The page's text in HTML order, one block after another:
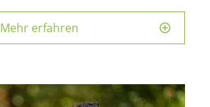
Mehr erfahren